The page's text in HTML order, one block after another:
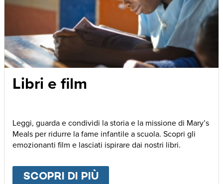
Libri e film
Leggi, guarda e condividi la storia e la missione di Mary’s
Meals per ridurre la fame infantile a scuola. Scopri gli
emozionanti film e lasciati ispirare dai nostri libri.
SCOPRI DI PIÙABOUT